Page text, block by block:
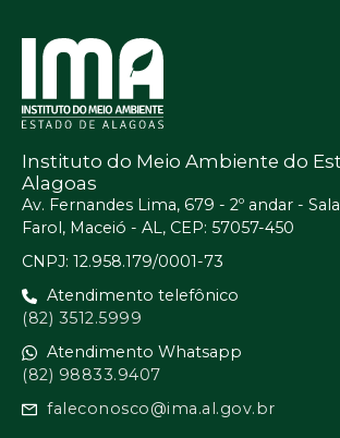
Instituto do Meio Ambiente do
Alagoas
Av. Fernandes Lima, 679 - 2º andar - Sala
Farol, Maceió - AL, CEP: 57057-450
CNPJ: 12.958.179/0001-73
Atendimento telefônico
(82) 3512.5999
Atendimento Whatsapp
(82) 98833.9407
faleconosco@ima.al.gov.br